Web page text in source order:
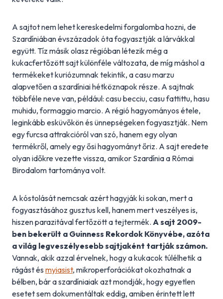
A sajtot nem lehet kereskedelmi forgalomba hozni, de
Szardíniában évszázadok óta fogyasztják a lárvákkal
együtt. Tíz másik olasz régióban létezik még a
kukacfertőzött sajt különféle változata, de míg máshol a
termékeket kuriózumnak tekintik, a casu marzu
alapvetően a szardíniai hétköznapok része. A sajtnak
többféle neve van, például: casu becciu, casu fattittu, hasu
muhidu, formaggio marcio. A régió hagyományos étele,
leginkább esküvőkön és ünnepségeken fogyasztják. Nem
egy furcsa attrakcióról van szó, hanem egy olyan
termékről, amely egy ősi hagyományt őriz. A sajt eredete
olyan időkre vezette vissza, amikor Szardínia a Római
Birodalom tartománya volt.
A kóstolását nemcsak azért hagyják ki sokan, mert a
fogyasztásához gusztus kell, hanem mert veszélyes is,
hiszen parazitával fertőzött a tejtermék. A sajt 2009-
ben bekerült a Guinness Rekordok Könyvébe, azóta
a világ legveszélyesebb sajtjaként tartják számon.
Vannak, akik azzal érvelnek, hogy a kukacok túlélhetik a
rágást és myiasist, mikroperforációkat okozhatnak a
bélben, bár a szardíniaiak azt mondják, hogy egyetlen
esetet sem dokumentáltak eddig, amiben érintett lett